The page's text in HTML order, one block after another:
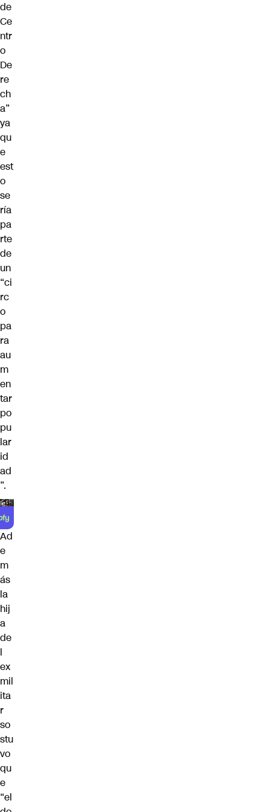
de
Ce
ntr
o
De
re
ch
a”
ya
qu
e
est
o
se
ría
pa
rte
de
un
“ci
rc
o
pa
ra
au
m
en
tar
po
pu
lar
id
ad
”.
Ad
e
m
ás
la
hij
a
de
l
ex
mil
ita
r
so
stu
vo
qu
e
“el